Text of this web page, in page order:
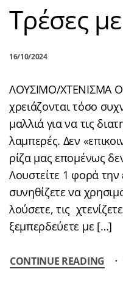
Τρέσες
16/10/2024
ΛΟΥΣΙΜΟ/ΧΤΕΝΙΣΜΑ
χρειάζονται τόσο
μαλλιά για να τις
λαμπερές. Δεν
ρίζα μας επομένως
Λουστείτε 1 φορά την
συνηθίζετε να
λούσετε, τις
ξεμπερδεύετε με […]
CONTINUE READING